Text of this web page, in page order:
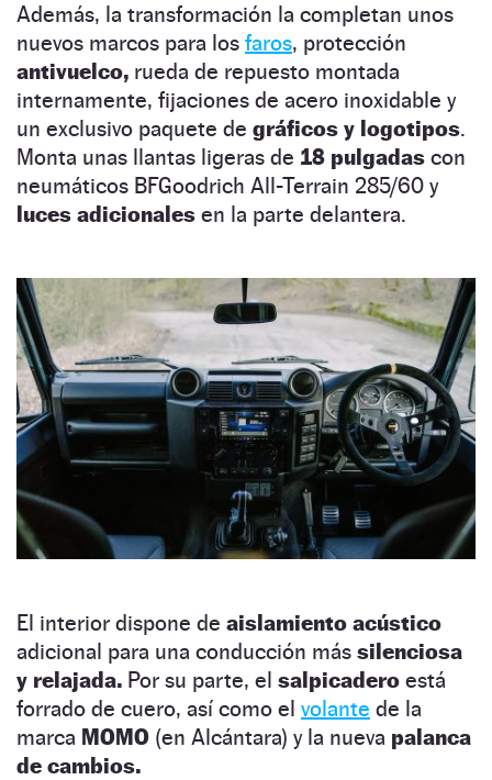
Además, la transformación la completan unos
nuevos marcos para los faros, protección
antivuelco, rueda de repuesto montada
internamente, fijaciones de acero inoxidable y
un exclusivo paquete de gráficos y logotipos.
Monta unas llantas ligeras de 18 pulgadas con
neumáticos BFGoodrich All-Terrain 285/60 y
luces adicionales en la parte delantera.
El interior dispone de aislamiento acústico
adicional para una conducción más silenciosa
y relajada. Por su parte, el salpicadero está
forrado de cuero, así como el volante de la
marca MOMO (en Alcántara) y la nueva palanca
de cambios.